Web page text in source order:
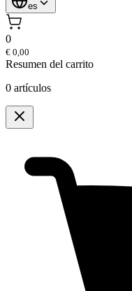
es
0
€ 0,00
Resumen del carrito
0 artículos